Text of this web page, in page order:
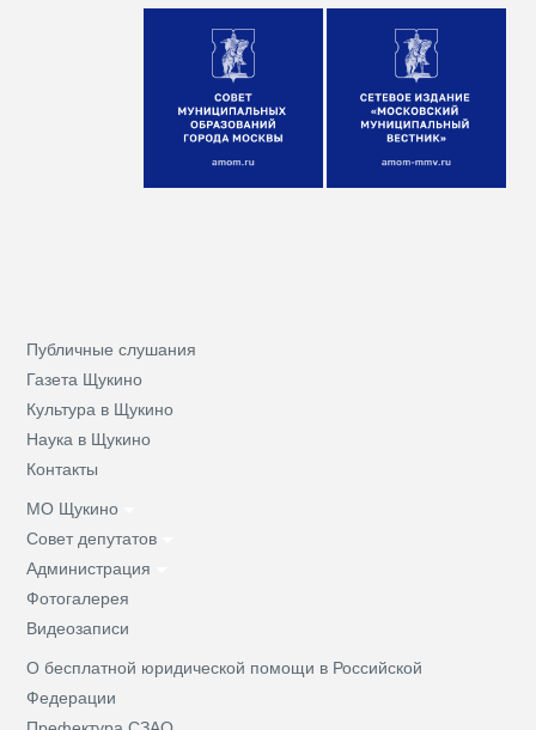
Публичные слушания
Газета Щукино
Культура в Щукино
Наука в Щукино
Контакты
МО Щукино
Совет депутатов
Администрация
Фотогалерея
Видеозаписи
О бесплатной юридической помощи в Российской
Федерации